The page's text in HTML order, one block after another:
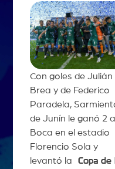
Con goles de Julián
Brea y de Federico
Paradela,
de Junín le ganó 2
Boca en el estadio
Florencio Sola y
levantó la Copa de